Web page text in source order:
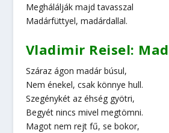
Meghálálják majd tavasszal
Madárfüttyel, madárdallal.
Vladimir Reisel:
Száraz ágon madár búsul,
Nem énekel, csak könnye hull.
Szegénykét az éhség gyötri,
Begyét nincs mivel megtömni.
Magot nem rejt fű, se bokor,